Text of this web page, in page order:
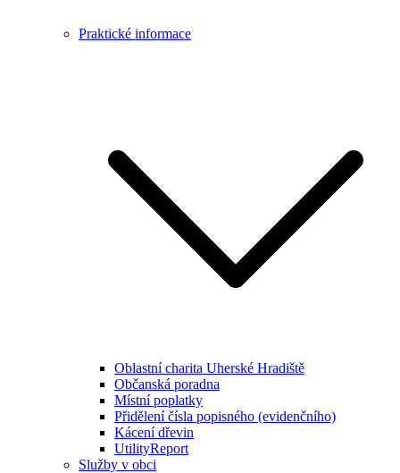
Praktické informace
Oblastní charita Uherské Hradiště
Občanská poradna
Místní poplatky
Přidělení čísla popisného (evidenčního)
Kácení dřevin
UtilityReport
Služby v obci